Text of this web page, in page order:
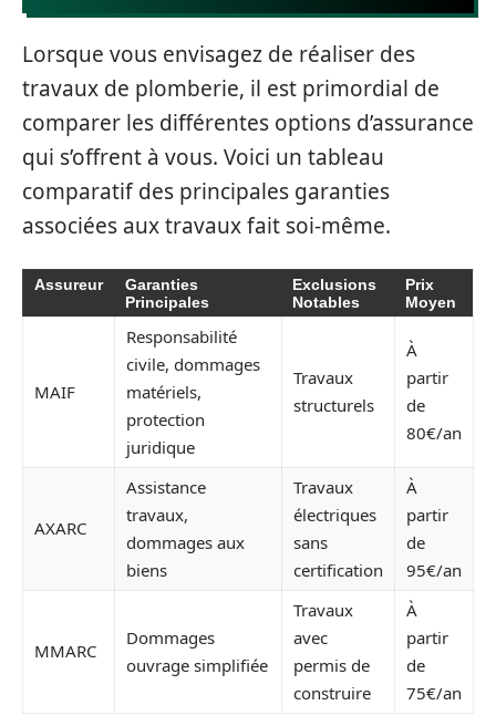
Lorsque vous envisagez de réaliser des
travaux de plomberie, il est primordial de
comparer les différentes options d’assurance
qui s’offrent à vous. Voici un tableau
comparatif des principales garanties
associées aux travaux fait soi-même.
Assureur
Garanties
Principales
Exclusions
Notables
Prix
Moyen
MAIF
Responsabilité
civile, dommages
matériels,
protection
juridique
Travaux
structurels
À
partir
de
80€/an
AXARC
Assistance
travaux,
dommages aux
biens
Travaux
électriques
sans
certification
À
partir
de
95€/an
MMARC
Dommages
ouvrage simplifiée
Travaux
avec
permis de
construire
À
partir
de
75€/an